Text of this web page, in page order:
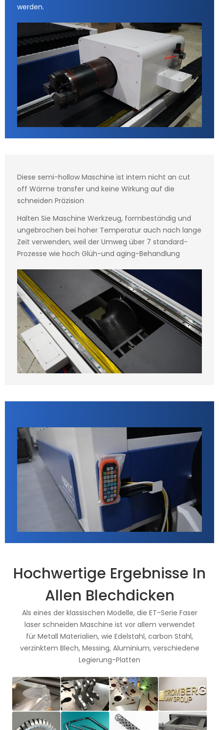
werden.
Diese semi-hollow Maschine ist intern nicht an cut
off Wärme transfer und keine Wirkung auf die
schneiden Präzision
Halten Sie Maschine Werkzeug, formbeständig und
ungebrochen bei hoher Temperatur auch nach lange
Zeit verwenden, weil der Umweg über 7 standard-
Prozesse wie hoch Glüh-und aging-Behandlung
Hochwertige Ergebnisse In
Allen Blechdicken
Als eines der klassischen Modelle, die ET-Serie Faser
laser schneiden Maschine ist vor allem verwendet
für Metall Materialien, wie Edelstahl, carbon Stahl,
verzinktem Blech, Messing, Aluminium, verschiedene
Legierung-Platten